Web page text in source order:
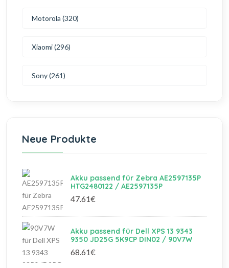
Motorola (320)
Xiaomi (296)
Sony (261)
Neue Produkte
Akku passend für Zebra AE2597135P
HTG2480122 / AE2597135P
47.61€
Akku passend für Dell XPS 13 9343
9350 JD25G 5K9CP DIN02 / 90V7W
68.61€